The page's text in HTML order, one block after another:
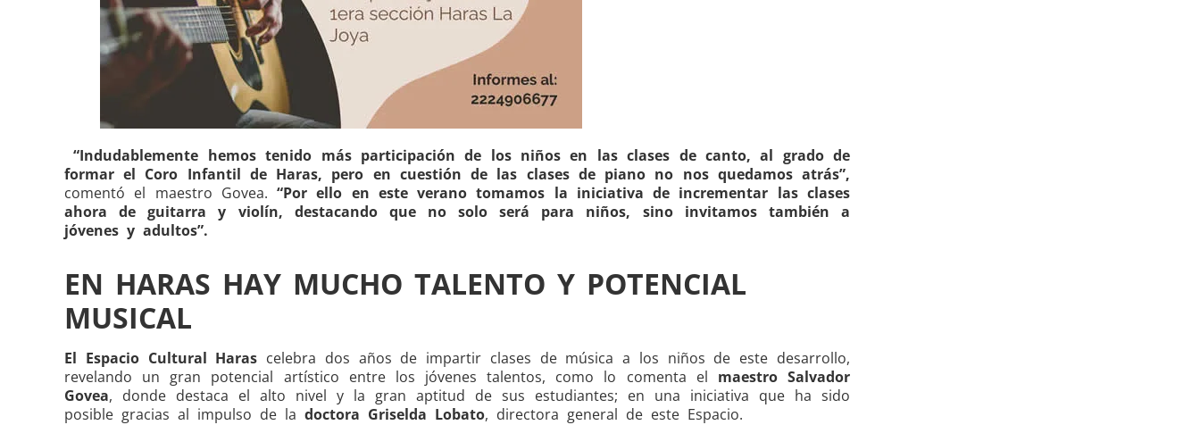
“Indudablemente hemos tenido más participación de los niños en las clases de canto, al grado de
formar el Coro Infantil de Haras, pero en cuestión de las clases de piano no nos quedamos atrás”,
comentó el maestro Govea.“Por ello en este verano tomamos la iniciativa de incrementar las clases
ahora de guitarra y violín, destacando que no solo será para niños, sino invitamos también a
jóvenes y adultos”.
EN HARAS HAY MUCHO TALENTO Y POTENCIAL
MUSICAL
El Espacio Cultural Haras celebra dos años de impartir clases de música a los niños de este desarrollo,
revelando un gran potencial artístico entre los jóvenes talentos, como lo comenta el maestro Salvador
Govea, donde destaca el alto nivel y la gran aptitud de sus estudiantes; en una iniciativa que ha sido
posible gracias al impulso de la doctora Griselda Lobato, directora general de este Espacio.